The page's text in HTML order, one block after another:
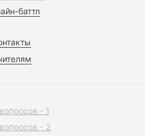
баттл
- 1
- 2